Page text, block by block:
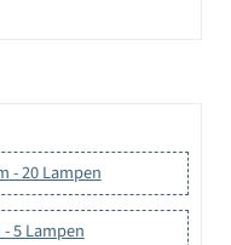
- 20 Lampen
5 Lampen